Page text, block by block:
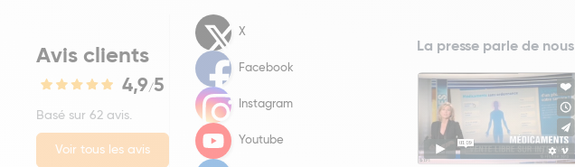
Avis clients
4,9/5
Basé sur 62 avis.
Voir tous les avis
X
Facebook
Instagram
Youtube
La presse parle de nous